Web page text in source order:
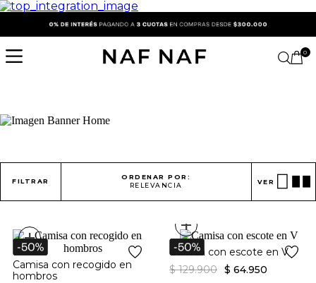
0
FILTRAR
ORDENAR POR:
RELEVANCIA
VER
+
Camisa con recogido en
hombros
+
Camisa con escote en V
$ 129.900 $ 64.950